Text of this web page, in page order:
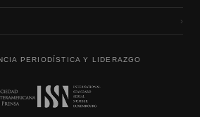
›
PERIODÍSTICA Y LIDERAZGO